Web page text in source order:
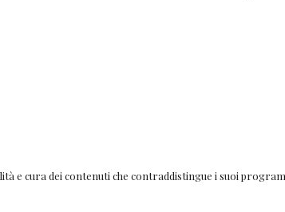
e cura dei contenuti che contraddistingue i suoi